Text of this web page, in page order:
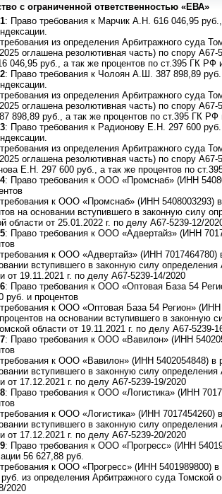
с ограниченной ответственностью «ЕВА»
: Право требования к Марчик А.Н. 616 046,95
из определения Арбитражного суда
оглашена резолютивная часть) по спору
046,95 руб., а так же процентов по ст.395 ГК РФ
: Право требования к Чолоян А.Ш. 387 898,89
из определения Арбитражного суда
оглашена резолютивная часть) по спору
898,89 руб., а так же процентов по ст.395 ГК РФ
: Право требования к Радионову Е.Н. 297 600
из определения Арбитражного суда
оглашена резолютивная часть) по спору А67-
Е.Н. 297 600 руб., а так же процентов по
: Право требования к ООО «Промснаб» (ИНН
к ООО «Промснаб» (ИНН 5408003293)
на основании вступившего в законную силу
области от 25.01.2022 г. по делу А67-5239-12/
: Право требования к ООО «Адвертайз» (ИНН
к ООО «Адвертайз» (ИНН 7017464780)
вступившего в законную силу
от 19.11.2021 г. по делу А67-5239-14/2020
: Право требования к ООО «Оптовая База 54
руб. и процентов
к ООО «Оптовая База 54 Регион» (ИНН
на основании вступившего в законную
области от 19.11.2021 г. по делу А67-5239-
: Право требования к ООО «Вавилон» (ИНН
к ООО «Вавилон» (ИНН 5402054848) в
вступившего в законную силу
от 17.12.2021 г. по делу А67-5239-19/2020
: Право требования к ООО «Логистика» (ИНН
к ООО «Логистика» (ИНН 7017454260)
вступившего в законную силу
от 17.12.2021 г. по делу А67-5239-20/2020
: Право требования к ООО «Прогресс» (ИНН
56 627,88 руб.
к ООО «Прогресс» (ИНН 5401989800)
из определения Арбитражного суда Томской
2020